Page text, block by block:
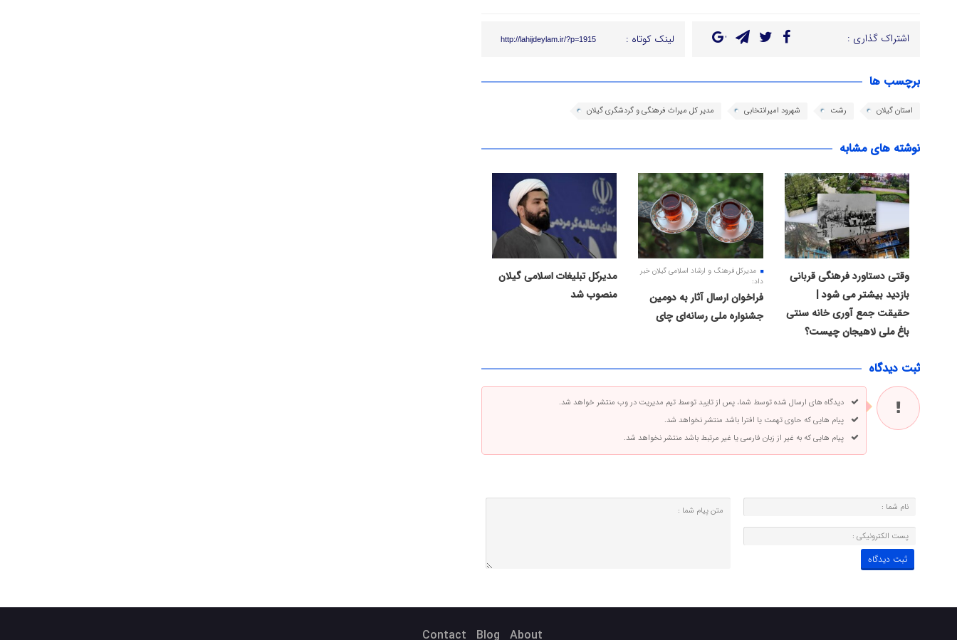
اشتراک گذاری : لینک کوتاه : http://lahijdeylam.ir/?p=1915
برچسب ها
استان گیلان رشت شهرود امیرانتخابی مدیر کل میراث فرهنگی و گردشگری گیلان
نوشته های مشابه
وقتی دستاورد فرهنگی قربانی
بازدید بیشتر می شود |
حقیقت جمع آوری خانه سنتی
باغ ملی لاهیجان چیست؟
مدیرکل فرهنگ و ارشاد اسلامی گیلان خبر
داد:
فراخوان ارسال آثار به دومین
جشنواره ملی رسانه‌ای چای
مدیرکل تبلیغات اسلامی گیلان
منصوب شد
ثبت دیدگاه
دیدگاه های ارسال شده توسط شما، پس از تایید توسط تیم مدیریت در وب منتشر خواهد شد.
پیام هایی که حاوی تهمت یا افترا باشد منتشر نخواهد شد.
پیام هایی که به غیر از زبان فارسی یا غیر مرتبط باشد منتشر نخواهد شد.
About
Blog
Contact